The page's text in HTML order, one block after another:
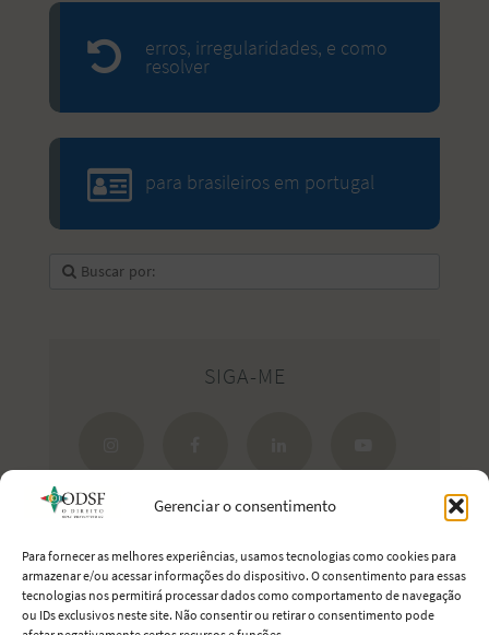
Gerenciar o consentimento
Para fornecer as melhores experiências, usamos tecnologias como cookies para
armazenar e/ou acessar informações do dispositivo. O consentimento para essas
tecnologias nos permitirá processar dados como comportamento de navegação
ou IDs exclusivos neste site. Não consentir ou retirar o consentimento pode
erros, irregularidades, e como
resolver
para brasileiros em portugal
SIGA-ME
Estreite seus laços com Portugal.